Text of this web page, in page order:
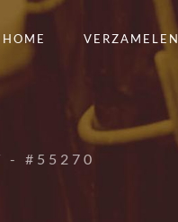
HOME VERZAMELEN
- #55270